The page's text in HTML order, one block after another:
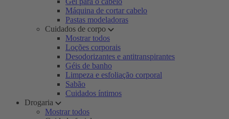
Máquina de cortar cabelo
Pastas modeladoras
Cuidados de corpo
Mostrar todos
Loções corporais
Desodorizantes e antitranspirantes
Géis de banho
Limpeza e esfoliação corporal
Sabão
Cuidados íntimos
Drogaria
Mostrar todos